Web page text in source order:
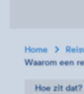
Home
Waarom een
Hoe zit dat?